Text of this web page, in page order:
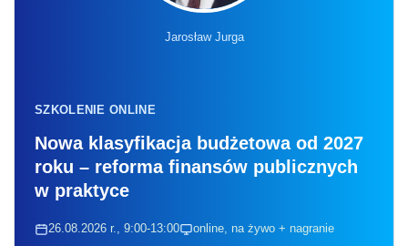
Jarosław Jurga
SZKOLENIE ONLINE
Nowa klasyfikacja budżetowa od 2027
roku – reforma finansów publicznych
w praktyce
26.08.2026 r., 9:00-13:00 online, na żywo + nagranie